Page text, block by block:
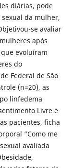
diárias, pode
da mulher,
se avaliar
após
evoluíram
do
Federal de São
(n=20), as
linfedema
Livre e
pacientes, ficha
“Como me
avaliada